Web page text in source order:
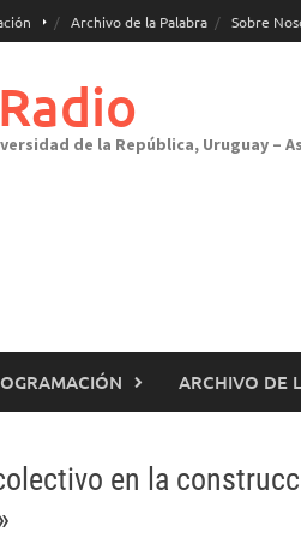
Archivo de la Palabra Sobre
de la República, Uruguay
ARCHIVO DE
en la